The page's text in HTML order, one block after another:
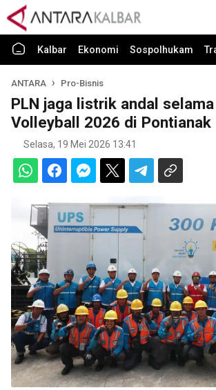
Kalbar Ekonomi Sospolhukam
ANTARA Pro-Bisnis
PLN jaga listrik andal
Volleyball 2026 di Pontianak
Selasa, 19 Mei 2026 13:41